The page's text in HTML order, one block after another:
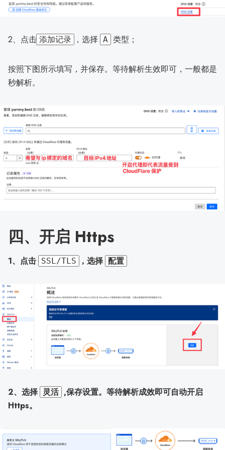
2、点击 添加记录 ，选择 A 类型；
按照下图所示填写，并保存。等待解析生效即可，一般都是
秒解析。
四、开启 Https
1、点击 SSL/TLS ，选择 配置
2、选择 灵活 ,保存设置。等待解析成效即可自动开启
Https。